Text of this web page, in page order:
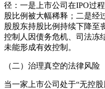
径：一是上市公司在IPO过
股比例被大幅稀释；二是经
股股东持股比例持续下降至
控制人因债务危机、司法冻
未能形成有效控制。
（二）治理真空的法律风险
当一家上市公司处于“无控